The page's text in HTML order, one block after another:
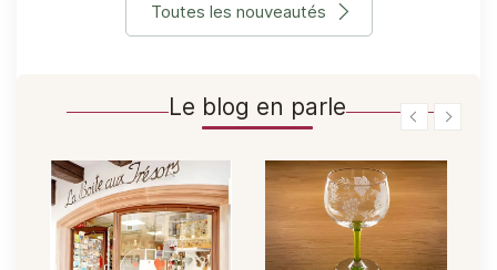
Toutes les nouveautés
Le blog en parle